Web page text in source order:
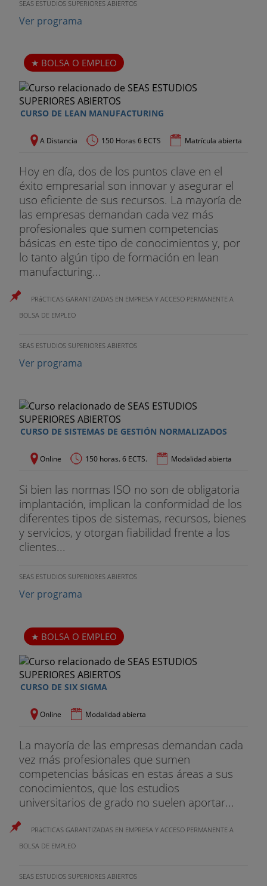
SEAS ESTUDIOS SUPERIORES ABIERTOS
Ver programa
BOLSA O EMPLEO
CURSO DE LEAN MANUFACTURING
A Distancia 150 Horas 6 ECTS Matrícula abierta
Hoy en día, dos de los puntos clave en el
éxito empresarial son innovar y asegurar el
uso eficiente de sus recursos. La mayoría de
las empresas demandan cada vez más
profesionales que sumen competencias
básicas en este tipo de conocimientos y, por
lo tanto algún tipo de formación en lean
manufacturing...
PRáCTICAS GARANTIZADAS EN EMPRESA Y ACCESO PERMANENTE A
BOLSA DE EMPLEO
SEAS ESTUDIOS SUPERIORES ABIERTOS
Ver programa
CURSO DE SISTEMAS DE GESTIÓN NORMALIZADOS
Online 150 horas. 6 ECTS. Modalidad abierta
Si bien las normas ISO no son de obligatoria
implantación, implican la conformidad de los
diferentes tipos de sistemas, recursos, bienes
y servicios, y otorgan fiabilidad frente a los
clientes...
SEAS ESTUDIOS SUPERIORES ABIERTOS
Ver programa
BOLSA O EMPLEO
CURSO DE SIX SIGMA
Online Modalidad abierta
La mayoría de las empresas demandan cada
vez más profesionales que sumen
competencias básicas en estas áreas a sus
conocimientos, que los estudios
universitarios de grado no suelen aportar...
PRáCTICAS GARANTIZADAS EN EMPRESA Y ACCESO PERMANENTE A
BOLSA DE EMPLEO
SEAS ESTUDIOS SUPERIORES ABIERTOS